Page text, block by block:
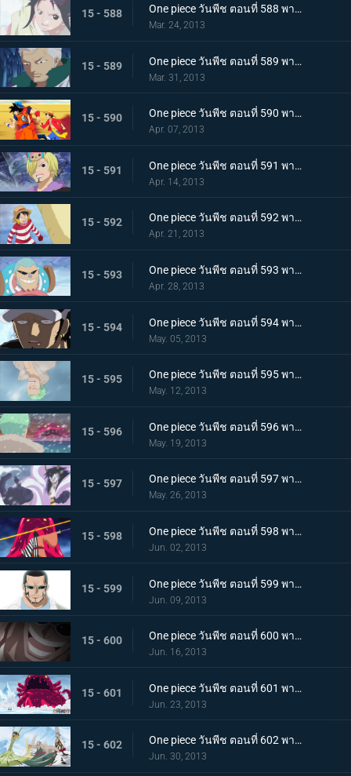
15 - 588 One piece วันพีช ตอนที่ 588 พากย์ไทย พบเจออีกครั้งหลังผ่านไป 2 ปี! ลูฟี่กับลอว์
Mar. 24, 2013
15 - 589 One piece วันพีช ตอนที่ 589 พากย์ไทย เลวร้ายที่สุดโนโลก นักวิทยาศาสตร์ผู้น่าสะพรึงกลัว ซีซ่า
Mar. 31, 2013
15 - 590 One piece วันพีช ตอนที่ 590 พากย์ไทย ตอนพิเศษ! การรวมตัวที่แข็งแกร่งที่สุดในประวัติศาสตร์ ปะทะ จอมตะกละแห่งท้องทะเล
Apr. 07, 2013
15 - 591 One piece วันพีช ตอนที่ 591 พากย์ไทย ช็อปเปอร์เดือดจัด! การทดลองอันโหดเหี้ยมของมาสเตอร์
Apr. 14, 2013
15 - 592 One piece วันพีช ตอนที่ 592 พากย์ไทย ฆ่ายกกลุ่ม! นักฆ่าในตำนานจู่โจม!
Apr. 21, 2013
15 - 593 One piece วันพีช ตอนที่ 593 พากย์ไทย ช่วยนามิ! ลูฟี่ต่อสู้บนภูเขาหิมะ
Apr. 28, 2013
15 - 594 One piece วันพีช ตอนที่ 594 พากย์ไทย ก่อตั้ง! พันธมิตรโจรสลัด ลูฟี่ ลอว์!
May. 05, 2013
15 - 595 One piece วันพีช ตอนที่ 595 พากย์ไทย จับกุมมาสเตอร์ เริ่มแผนการพันธมิตรโจรสลัด!
May. 12, 2013
15 - 596 One piece วันพีช ตอนที่ 596 พากย์ไทย วิกฤตการณ์ทำลายล้าง! สัตว์ประหลาดแห่งความตายลอยมา
May. 19, 2013
15 - 597 One piece วันพีช ตอนที่ 597 พากย์ไทย การต่อสู้อันดุเดือด ซีซาร์ใช้ความสามารถอันแท้จริง!
May. 26, 2013
15 - 598 One piece วันพีช ตอนที่ 598 พากย์ไทย ซามูไรผ่าอัคคี! จิ้งจอกเพลิงคินเอม่อน
Jun. 02, 2013
15 - 599 One piece วันพีช ตอนที่ 599 พากย์ไทย ตะลึง! ตัวตนที่แท้จริงของชายปริศนาเวอร์โก้!
Jun. 09, 2013
15 - 600 One piece วันพีช ตอนที่ 600 พากย์ไทย ปกป้องพวกเด็กๆ ไว้! เงื้อมมืออันชั่วร้ายของมาสเตอร์ใกล้เข้ามาแล้ว
Jun. 16, 2013
15 - 601 One piece วันพีช ตอนที่ 601 พากย์ไทย นิวเวิลด์สั่นสะเทือน! การทดลองแห่งฝันร้ายของซีซาร์
Jun. 23, 2013
15 - 602 One piece วันพีช ตอนที่ 602 พากย์ไทย อาวุธสังหารหมู่ที่เลวร้ายสุดในประวัติศาสตร์! ชิโนะคุนิ
Jun. 30, 2013